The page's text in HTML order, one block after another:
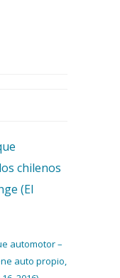
chilenos
(El
automotor –
auto propio,